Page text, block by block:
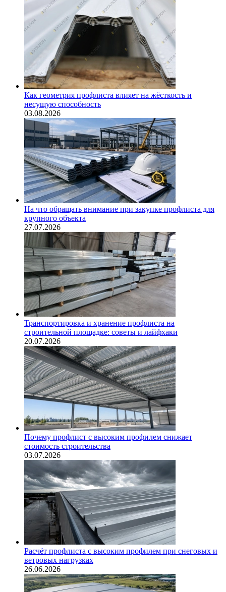
Как геометрия профлиста влияет на жёсткость и
несущую способность
03.08.2026
На что обращать внимание при закупке профлиста для
крупного объекта
27.07.2026
Транспортировка и хранение профлиста на
строительной площадке: советы и лайфхаки
20.07.2026
Почему профлист с высоким профилем снижает
стоимость строительства
03.07.2026
Расчёт профлиста с высоким профилем при снеговых и
ветровых нагрузках
26.06.2026